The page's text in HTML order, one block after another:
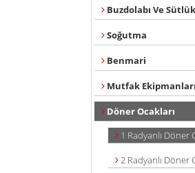
Buzdolabı Ve
Soğutma
Benmari
Mutfak Ekipmanları
Döner Ocakları
1 Radyanlı Döner
2 Radyanlı Döner